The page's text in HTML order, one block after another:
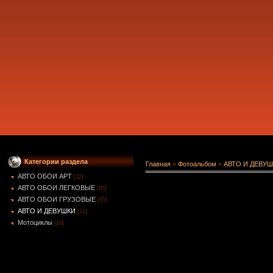
Категории раздела
АВТО ОБОИ АРТ [32]
АВТО ОБОИ ЛЕГКОВЫЕ [85]
АВТО ОБОИ ГРУЗОВЫЕ [35]
АВТО И ДЕВУШКИ [21]
Мотоциклы [10]
Главная » Фотоальбом » АВТО И